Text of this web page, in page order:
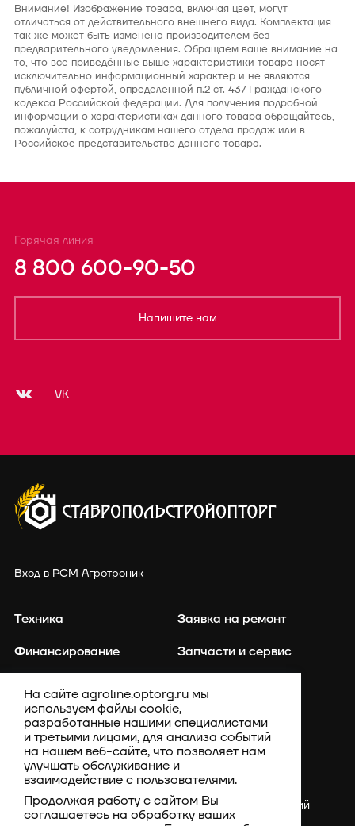
Внимание! Изображение товара, включая цвет, могут
отличаться от действительного внешнего вида. Комплектация
так же может быть изменена производителем без
предварительного уведомления. Обращаем ваше внимание на
то, что все приведённые выше характеристики товара носят
исключительно информационный характер и не являются
публичной офертой, определенной п.2 ст. 437 Гражданского
кодекса Российской федерации. Для получения подробной
информации о характеристиках данного товара обращайтесь,
пожалуйста, к сотрудникам нашего отдела продаж или в
Российское представительство данного товара.
Горячая линия
8 800 600-90-50
Напишите нам
VK
Вход в РСМ Агротроник
Техника
Финансирование
Каталог запасных частей
Компания
Заявка на ремонт
Запчасти и сервис
Акции
Россия, Ставропольский
край, Шпаковский
На сайте agroline.optorg.ru мы
используем файлы cookie,
разработанные нашими специалистами
и третьими лицами, для анализа событий
на нашем веб-сайте, что позволяет нам
улучшать обслуживание и
взаимодействие с пользователями.
Продолжая работу с сайтом Вы
соглашаетесь на обработку ваших